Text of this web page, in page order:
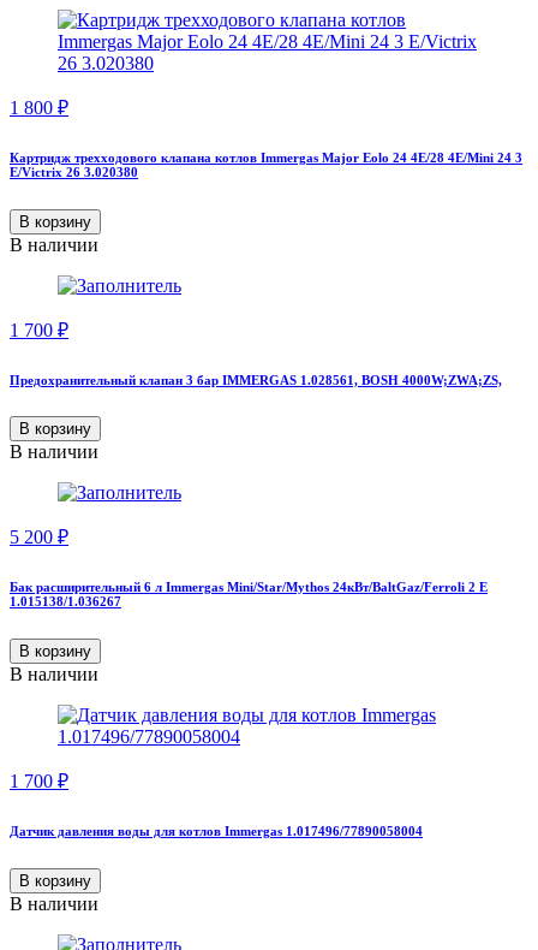
1 800 ₽
Картридж трехходового клапана котлов Immergas Major Eolo 24 4E/28 4E/Mini 24 3
E/Victrix 26 3.020380
В корзину
В наличии
1 700 ₽
Предохранительный клапан 3 бар IMMERGAS 1.028561, BOSH 4000W;ZWA;ZS,
В корзину
В наличии
5 200 ₽
Бак расширительный 6 л Immergas Mini/Star/Mythos 24кВт/BaltGaz/Ferroli 2 Е
1.015138/1.036267
В корзину
В наличии
1 700 ₽
Датчик давления воды для котлов Immergas 1.017496/77890058004
В корзину
В наличии